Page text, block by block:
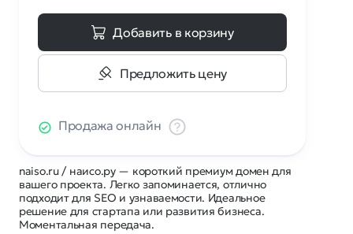
naiso.ru / наисо.ру — короткий премиум домен для
вашего проекта. Легко запоминается, отлично
подходит для SEO и узнаваемости. Идеальное
решение для стартапа или развития бизнеса.
Моментальная передача.
Добавить в корзину
Предложить цену
Продажа онлайн